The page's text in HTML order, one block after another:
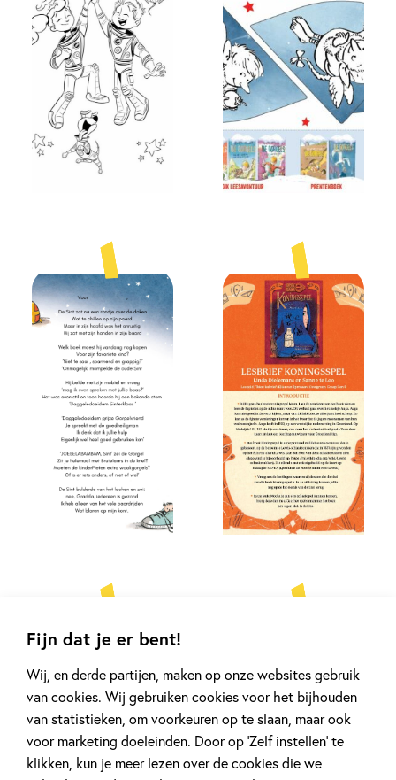
Fijn dat je er bent!
Wij, en derde partijen, maken op onze websites gebruik
van cookies. Wij gebruiken cookies voor het bijhouden
van statistieken, om voorkeuren op te slaan, maar ook
voor marketing doeleinden. Door op ‘Zelf instellen’ te
klikken, kun je meer lezen over de cookies die we